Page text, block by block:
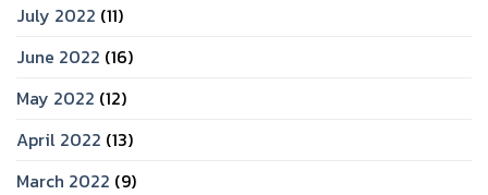
July 2022 (11)
June 2022 (16)
May 2022 (12)
April 2022 (13)
March 2022 (9)